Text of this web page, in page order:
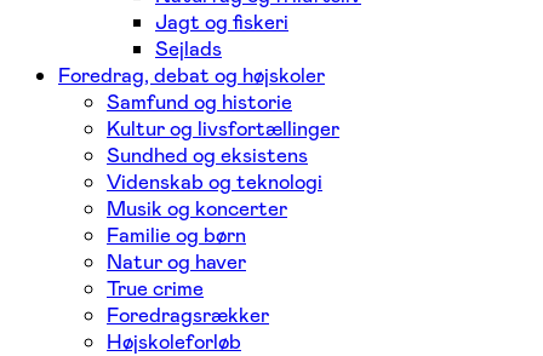
Jagt og fiskeri
Sejlads
Foredrag, debat og højskoler
Samfund og historie
Kultur og livsfortællinger
Sundhed og eksistens
Videnskab og teknologi
Musik og koncerter
Familie og børn
Natur og haver
True crime
Foredragsrækker
Højskoleforløb